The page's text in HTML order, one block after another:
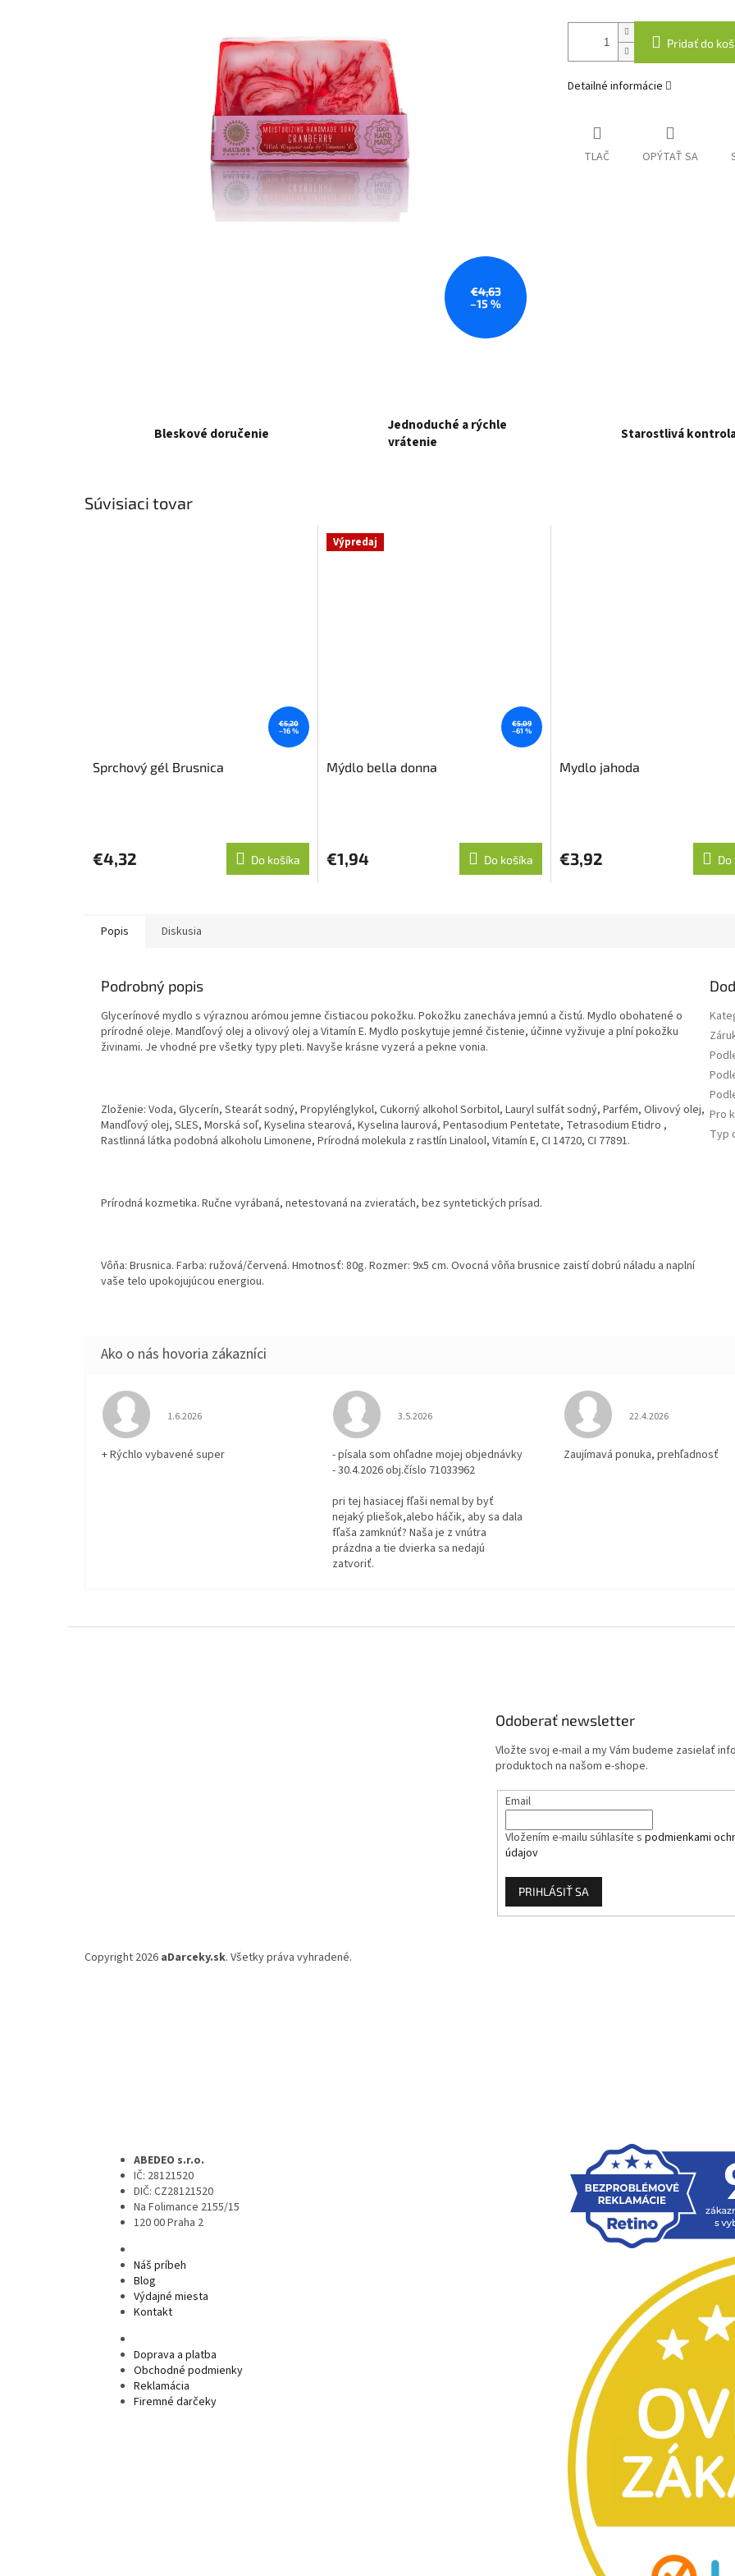
€4,63
–15 %
Pridať do
Detailné informácie
TLAČ OPÝTAŤ SA
Bleskové doručenie
Jednoduché a rýchle
vrátenie
Starostlivá
Súvisiaci tovar
€5,20
–16 %
Sprchový gél Brusnica
€4,32 Do košíka
Výpredaj
€5,09
–61 %
Mýdlo bella donna
€1,94 Do košíka
Mydlo jahoda
€3,92 Do
Popis Diskusia
Podrobný popis
Glycerínové mydlo s výraznou arómou jemne čistiacou pokožku. Pokožku zanecháva jemnú a čistú. Mydlo obohatené o
prírodné oleje. Mandľový olej a olivový olej a Vitamín E. Mydlo poskytuje jemné čistenie, účinne vyživuje a plní pokožku
živinami. Je vhodné pre všetky typy pleti. Navyše krásne vyzerá a pekne vonia.
Zloženie: Voda, Glycerín, Stearát sodný, Propylénglykol, Cukorný alkohol Sorbitol, Lauryl sulfát sodný, Parfém, Olivový olej,
Mandľový olej, SLES, Morská soľ, Kyselina stearová, Kyselina laurová, Pentasodium Pentetate, Tetrasodium Etidro ,
Rastlinná látka podobná alkoholu Limonene, Prírodná molekula z rastlín Linalool, Vitamín E, CI 14720, CI 77891.
Prírodná kozmetika. Ručne vyrábaná, netestovaná na zvieratách, bez syntetických prísad.
Vôňa: Brusnica. Farba: ružová/červená. Hmotnosť: 80g. Rozmer: 9x5 cm. Ovocná vôňa brusnice zaistí dobrú náladu a naplní
vaše telo upokojujúcou energiou.
Pro
Typ
Hodnotenie obchodu je 5 z 5 hviezdičiek.
1.6.2026
+ Rýchlo vybavené super
Hodnotenie obchodu je 3 z 5 hviezdičiek.
3.5.2026
- písala som ohľadne mojej objednávky
- 30.4.2026 obj.číslo 71033962
pri tej hasiacej fľaši nemal by byť
nejaký pliešok,alebo háčik, aby sa dala
fľaša zamknúť? Naša je z vnútra
prázdna a tie dvierka sa nedajú
zatvoriť.
Hodnotenie obchodu
22.4.2026
Zaujímavá ponuka, prehľadnosť
Odoberať newsletter
Vložte svoj e-mail a my Vám budeme zasielať
produktoch na našom e-shope.
Email
Vložením e-mailu súhlasíte s podmienkami
údajov
PRIHLÁSIŤ SA
Copyright 2026 aDarceky.sk. Všetky práva vyhradené.
ABEDEO s.r.o.
IČ: 28121520
DIČ: CZ28121520
Na Folimance 2155/15
120 00 Praha 2
Náš príbeh
Blog
Výdajné miesta
Kontakt
Doprava a platba
Obchodné podmienky
Reklamácia
Firemné darčeky